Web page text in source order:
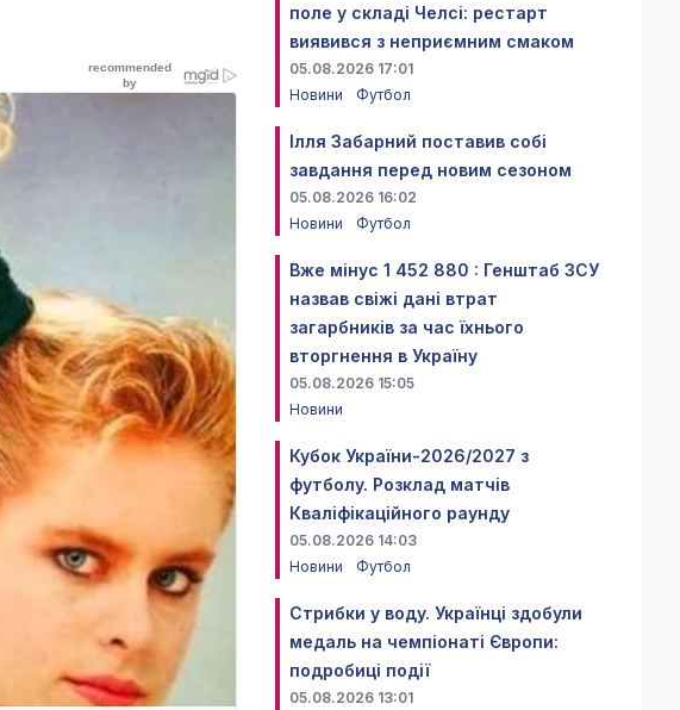
поле у складі Челсі: рестарт
виявився з неприємним смаком
05.08.2026 17:01
Новини
Футбол
Ілля Забарний поставив собі
завдання перед новим сезоном
05.08.2026 16:02
Новини
Футбол
Вже мінус 1 452 880 : Генштаб ЗСУ
назвав свіжі дані втрат
загарбників за час їхнього
вторгнення в Україну
05.08.2026 15:05
Новини
Кубок України-2026/2027 з
футболу. Розклад матчів
Кваліфікаційного раунду
05.08.2026 14:03
Новини
Футбол
Стрибки у воду. Українці здобули
медаль на чемпіонаті Європи:
подробиці події
05.08.2026 13:01